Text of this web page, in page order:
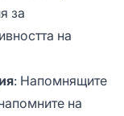
за
на
: Напомнящите
на